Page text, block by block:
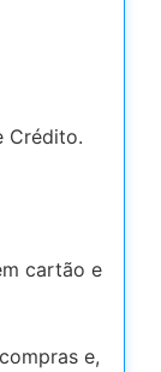
Crédito.
cartão e
e,